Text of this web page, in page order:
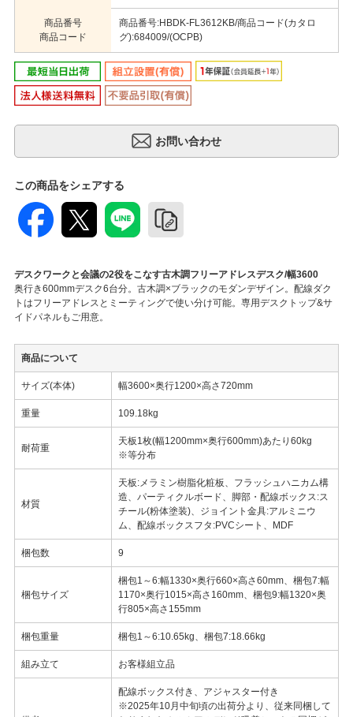
商品番号
商品コード
商品番号:HBDK-FL3612KB/商品コード(カタロ
グ):684009/(OCPB)
この商品をシェアする
デスクワークと会議の2役をこなす古木調フリーアドレスデスク/幅3600
奥行き600mmデスク6台分。古木調×ブラックのモダンデザイン。配線ダク
トはフリーアドレスとミーティングで使い分け可能。専用デスクトップ&サ
イドパネルもご用意。
商品について
サイズ(本体) 幅3600×奥行1200×高さ720mm
重量 109.18kg
耐荷重
天板1枚(幅1200mm×奥行600mm)あたり60kg
※等分布
材質
天板:メラミン樹脂化粧板、フラッシュハニカム構
造、パーティクルボード、脚部・配線ボックス:ス
チール(粉体塗装)、ジョイント金具:アルミニウ
ム、配線ボックスフタ:PVCシート、MDF
梱包数 9
梱包サイズ
梱包1～6:幅1330×奥行660×高さ60mm、梱包7:幅
1170×奥行1015×高さ160mm、梱包9:幅1320×奥
行805×高さ155mm
梱包重量 梱包1～6:10.65kg、梱包7:18.66kg
組み立て お客様組立品
配線ボックス付き、アジャスター付き
※2025年10月中旬頃の出荷分より、従来同梱して